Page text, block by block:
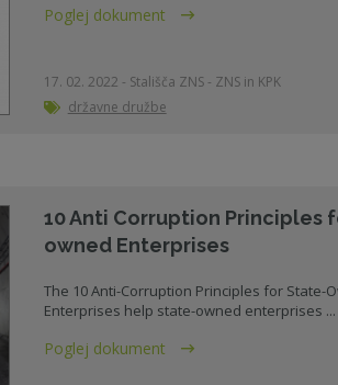
Poglej dokument
17. 02. 2022 - Stališča ZNS - ZNS in KPK
državne družbe
10 Anti Corruption Principles
owned Enterprises
The 10 Anti-Corruption Principles for State-
Enterprises help state-owned enterprises ...
Poglej dokument